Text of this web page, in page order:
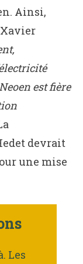
Ainsi,
est fière
devrait
une mise
Les